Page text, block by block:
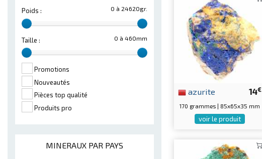
0 à 24620gr.
Poids :
0 à 460mm
Taille :
Promotions
Nouveautés
Pièces top qualité
Produits pro
MINERAUX PAR PAYS
14€
azurite
170 grammes | 85x65x35 mm
voir le produit